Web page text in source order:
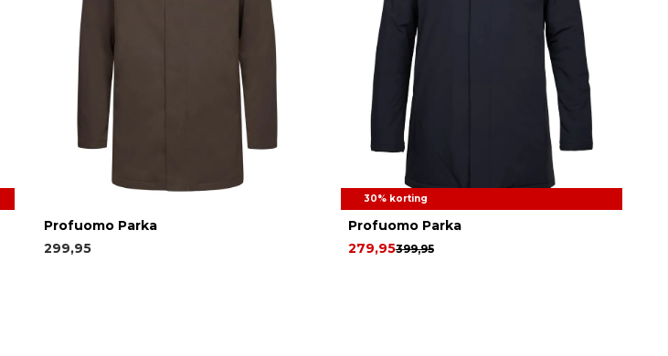
Profuomo Parka
299,95
30% korting
Profuomo Parka
399,95
279,95